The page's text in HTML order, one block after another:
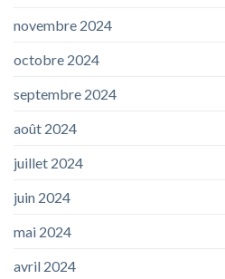
novembre 2024
octobre 2024
septembre 2024
août 2024
juillet 2024
juin 2024
mai 2024
avril 2024